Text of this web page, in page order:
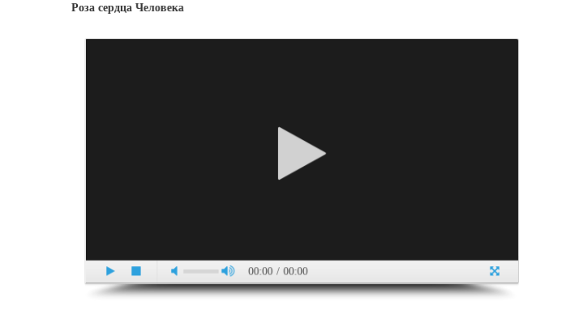
Роза сердца Человека
00:00 / 00:00